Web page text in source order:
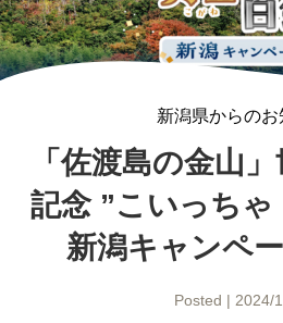
新潟県からのお
「佐渡島の金山
記念 ”こいっちゃ
新潟キャンペ
Posted | 2024/